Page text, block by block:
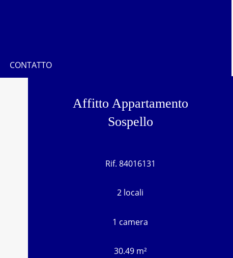
CONTATTO
Affitto Appartamento
Sospello
Rif. 84016131
2 locali
1 camera
30.49 m²